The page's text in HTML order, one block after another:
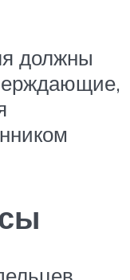
должны